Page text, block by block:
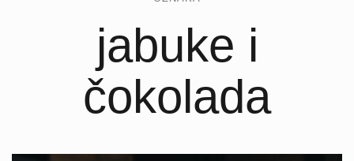
jabuke i
čokolada